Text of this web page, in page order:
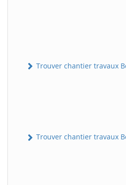
Trouver chantier travaux
Trouver chantier travaux